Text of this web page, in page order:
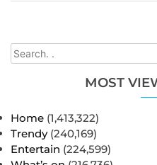
MOST
Home (1,413,322)
Trendy (240,169)
Entertain (224,599)